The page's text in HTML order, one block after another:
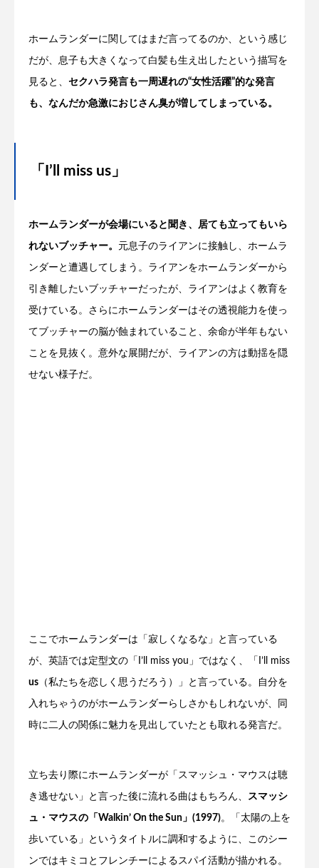
ホームランダーに関してはまだ言ってるのか、という感じ
だが、息子も大きくなって白髪も生え出したという描写を
見ると、 セクハラ発言も一周遅れの“女性活躍”的な発言
も、なんだか急激におじさん臭が増してしまっている。
「I’ll miss us」
ホームランダーが会場にいると聞き、居ても立ってもいら
れないブッチャー。 元息子のライアンに接触し、ホームラ
ンダーと遭遇してしまう。ライアンをホームランダーから
引き離したいブッチャーだったが、ライアンはよく教育を
受けている。さらにホームランダーはその透視能力を使っ
てブッチャーの脳が蝕まれていること、余命が半年もない
ことを見抜く。意外な展開だが、ライアンの方は動揺を隠
せない様子だ。
ここでホームランダーは「寂しくなるな」と言っている
が、英語では定型文の「I’ll miss you」ではなく、「I’ll miss
us （私たちを恋しく思うだろう）」と言っている。自分を
入れちゃうのがホームランダーらしさかもしれないが、同
時に二人の関係に魅力を見出していたとも取れる発言だ。
立ち去り際にホームランダーが「スマッシュ・マウスは聴
き逃せない」と言った後に流れる曲はもちろん、 スマッシ
ュ・マウスの「Walkin’ On the Sun」(1997)。「太陽の上を
歩いている」というタイトルに調和するように、このシー
ンではキミコとフレンチーによるスパイ活動が描かれる。